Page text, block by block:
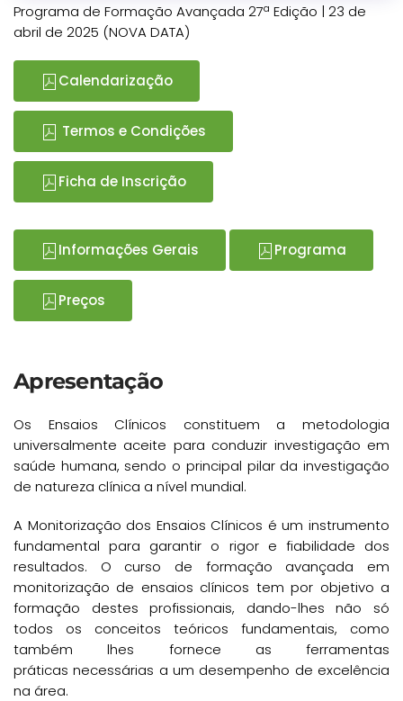
Programa de Formação Avançada 27ª Edição | 23 de
abril de 2025 (NOVA DATA)
Calendarização
Termos e Condições
Ficha de Inscrição
Informações Gerais Programa
Preços
Apresentação
Os Ensaios Clínicos constituem a metodologia
universalmente aceite para conduzir investigação em
saúde humana, sendo o principal pilar da investigação
de natureza clínica a nível mundial.
A Monitorização dos Ensaios Clínicos é um instrumento
fundamental para garantir o rigor e fiabilidade dos
resultados. O curso de formação avançada em
monitorização de ensaios clínicos tem por objetivo a
formação destes profissionais, dando-lhes não só
todos os conceitos teóricos fundamentais, como
também lhes fornece as ferramentas
práticas necessárias a um desempenho de excelência
na área.